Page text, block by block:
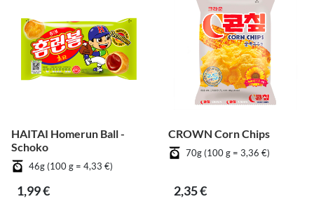
HAITAI Homerun Ball -
Schoko
46g (100 g = 4,33 €)
1,99 €
CROWN Corn Chips
70g (100 g = 3,36 €)
2,35 €